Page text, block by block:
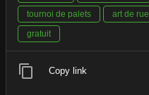
tournoi de palets
art de rue
gratuit
Copy link